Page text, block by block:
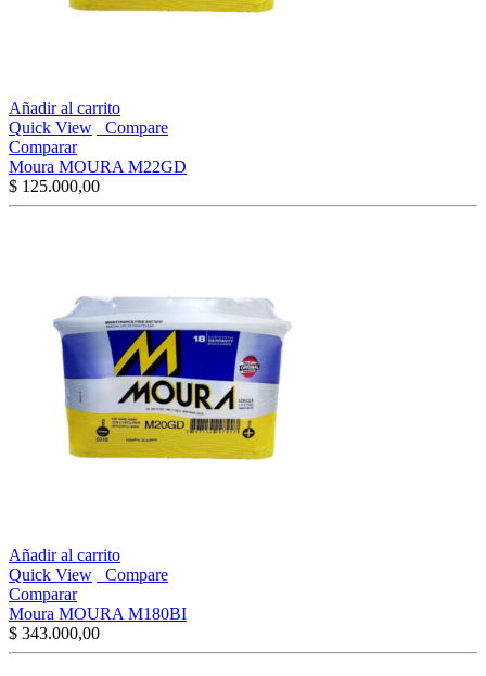
Añadir al carrito
Quick View
Compare
Comparar
Moura MOURA M22GD
$ 125.000,00
Añadir al carrito
Quick View
Compare
Comparar
Moura MOURA M180BI
$ 343.000,00